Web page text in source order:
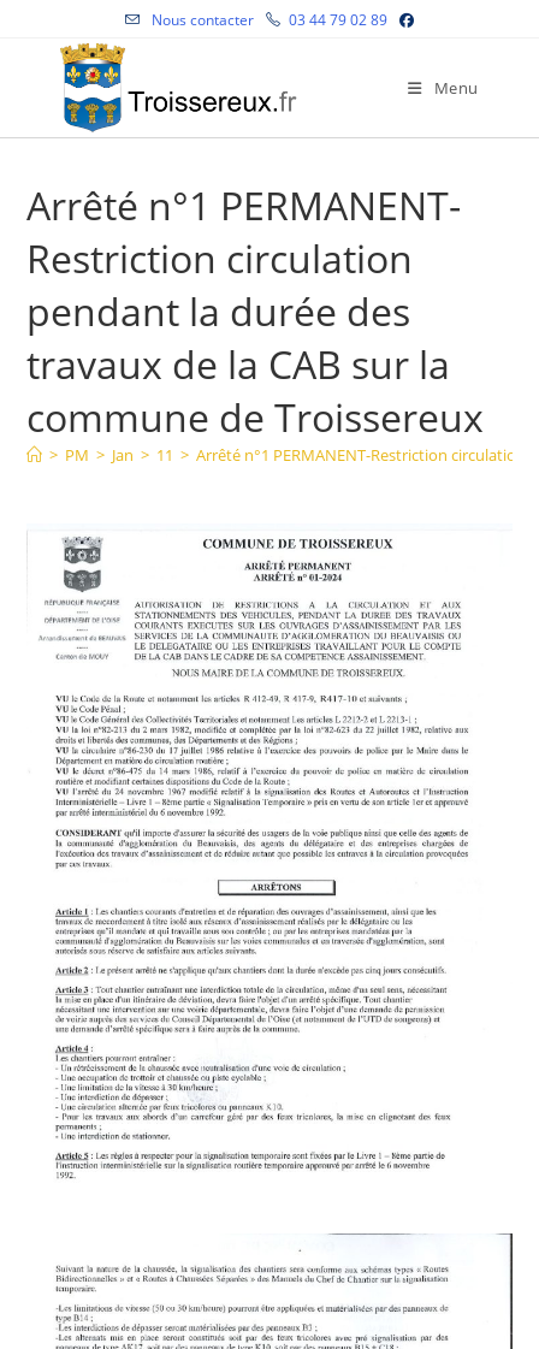
Nous contacter 03 44 79 02 89
Menu
Arrêté n°1 PERMANENT-
Restriction circulation
pendant la durée des
travaux de la CAB sur la
commune de Troissereux
> PM > Jan > 11 > Arrêté n°1 PERMANENT-Restriction